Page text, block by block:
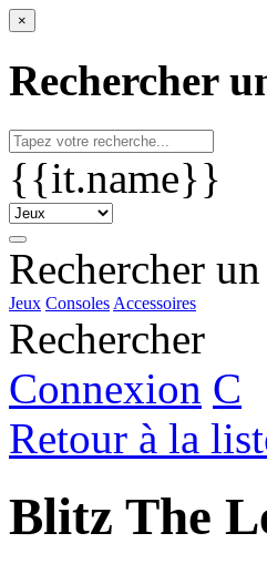
×
Rechercher
{{it.name}}
Rechercher
Jeux Consoles Accessoires
Rechercher
Connexion C
Retour à la
Blitz The